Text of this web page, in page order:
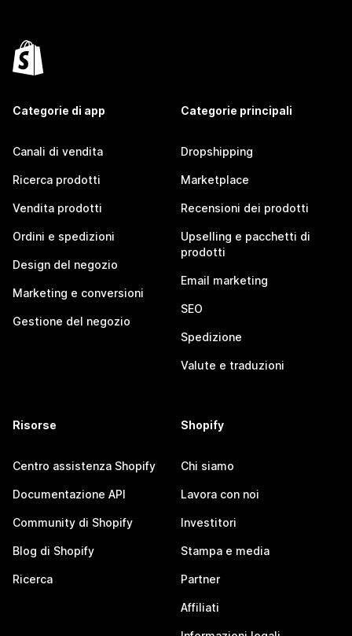
Categorie di app
Canali di vendita
Ricerca prodotti
Vendita prodotti
Ordini e spedizioni
Design del negozio
Marketing e conversioni
Gestione del negozio
Categorie principali
Dropshipping
Marketplace
Recensioni dei prodotti
Upselling e pacchetti di
prodotti
Email marketing
SEO
Spedizione
Valute e traduzioni
Risorse
Centro assistenza Shopify
Documentazione API
Community di Shopify
Blog di Shopify
Ricerca
Shopify
Chi siamo
Lavora con noi
Investitori
Stampa e media
Partner
Affiliati